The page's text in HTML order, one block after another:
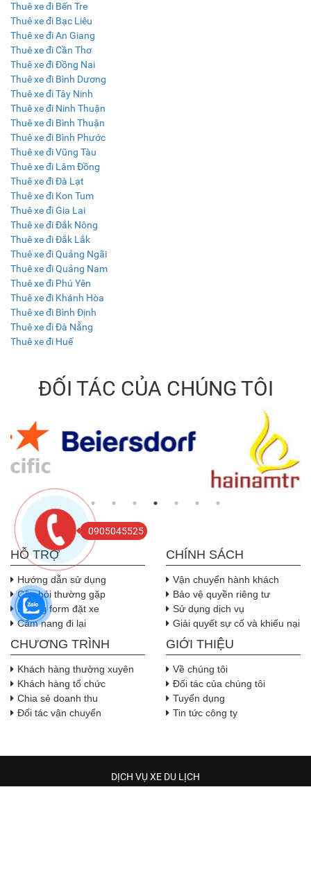
Thuê xe đi Bến Tre
Thuê xe đi Bạc Liêu
Thuê xe đi An Giang
Thuê xe đi Cần Thơ
Thuê xe đi Đồng Nai
Thuê xe đi Bình Dương
Thuê xe đi Tây Ninh
Thuê xe đi Ninh Thuận
Thuê xe đi Bình Thuận
Thuê xe đi Bình Phước
Thuê xe đi Vũng Tàu
Thuê xe đi Lâm Đồng
Thuê xe đi Đà Lạt
Thuê xe đi Kon Tum
Thuê xe đi Gia Lai
Thuê xe đi Đắk Nông
Thuê xe đi Đắk Lắk
Thuê xe đi Quảng Ngãi
Thuê xe đi Quảng Nam
Thuê xe đi Phú Yên
Thuê xe đi Khánh Hòa
Thuê xe đi Bình Định
Thuê xe đi Đà Nẵng
Thuê xe đi Huế
ĐỐI TÁC CỦA CHÚNG TÔI
HỖ TRỢ
Hướng dẫn sử dụng
Câu hỏi thường gặp
Nhúng form đặt xe
Cẩm nang đi lại
CHÍNH SÁCH
Vận chuyển hành khách
Bảo vệ quyền riêng tư
Sử dụng dịch vụ
Giải quyết sự cố và khiếu nại
CHƯƠNG TRÌNH
Khách hàng thường xuyên
Khách hàng tổ chức
Chia sẻ doanh thu
Đối tác vận chuyển
GIỚI THIỆU
Về chúng tôi
Đối tác của chúng tôi
Tuyển dụng
Tin tức công ty
DỊCH VỤ XE DU LỊCH
0905045525